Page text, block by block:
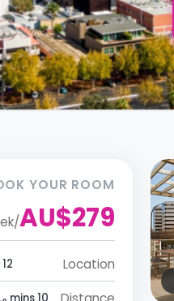
YOUR ROOM
AU$279
/
Location 12 بانك اس تي